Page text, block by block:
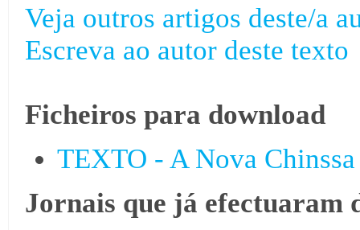
Veja outros artigos deste/a
Escreva ao autor deste texto
Ficheiros para download
TEXTO - A Nova
Jornais que já efectuaram